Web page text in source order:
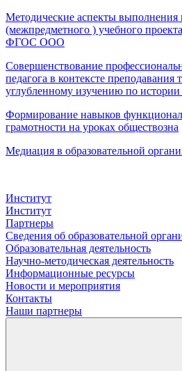
Методические аспекты выполнения
(межпредметного ) учебного
ФГОС ООО
Совершенствование
педагога в контексте
углубленному изучению по
Формирование навыков
грамотности на уроках обществозна
Медиация в образовательной
Институт
Институт
Партнеры
Сведения об образовательной
Образовательная деятельность
Научно-методическая деятельность
Информационные ресурсы
Новости и мероприятия
Контакты
Наши партнеры